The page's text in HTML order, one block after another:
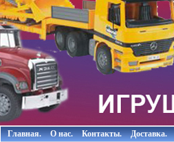
Главная. О нас. Контакты. Доставка.